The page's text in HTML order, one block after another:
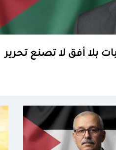
بلا أفق لا تصنع تحرير